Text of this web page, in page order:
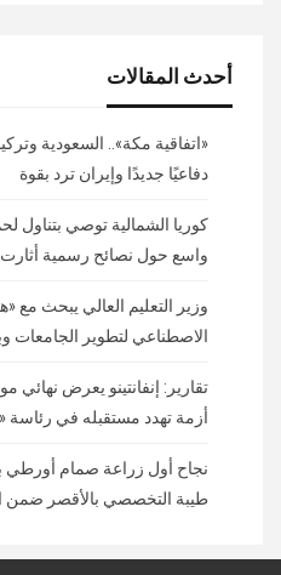
أحدث المقالات
«اتفاقية مكة».. السعودية
دفاعيًا جديدًا وإيران ترد بقوة
كوريا الشمالية توصي بتناول
واسع حول نصائح رسمية أثارت
وزير التعليم العالي يبحث مع
الاصطناعي لتطوير الجامعات
أزمة تهدد مستقبله في رئاسة
طيبة التخصصي بالأقصر ضمن